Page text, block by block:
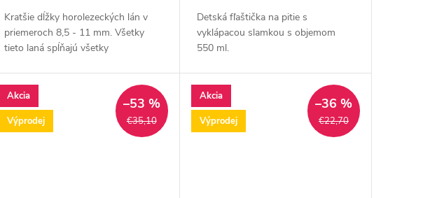
Kratšie dĺžky horolezeckých lán v
priemeroch 8,5 - 11 mm. Všetky
tieto laná spĺňajú všetky
nácvik ciest.
Detská fľaštička na pitie s
vyklápacou slamkou s objemom
550 ml.
Akcia
Výprodej
€35,10
–53 %
Akcia
Výprodej
€22,70
–36 %